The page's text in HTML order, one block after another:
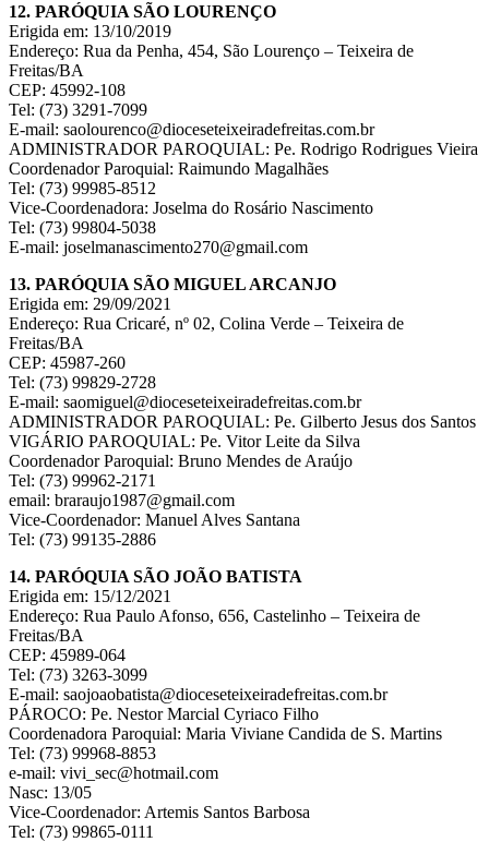
12. PARÓQUIA SÃO LOURENÇO
Erigida em: 13/10/2019
Endereço: Rua da Penha, 454, São Lourenço – Teixeira de
Freitas/BA
CEP: 45992-108
Tel: (73) 3291-7099
E-mail: saolourenco@dioceseteixeiradefreitas.com.br
ADMINISTRADOR PAROQUIAL: Pe. Rodrigo Rodrigues Vieira
Coordenador Paroquial: Raimundo Magalhães
Tel: (73) 99985-8512
Vice-Coordenadora: Joselma do Rosário Nascimento
Tel: (73) 99804-5038
E-mail: joselmanascimento270@gmail.com
13. PARÓQUIA SÃO MIGUEL ARCANJO
Erigida em: 29/09/2021
Endereço: Rua Cricaré, nº 02, Colina Verde – Teixeira de
Freitas/BA
CEP: 45987-260
Tel: (73) 99829-2728
E-mail: saomiguel@dioceseteixeiradefreitas.com.br
ADMINISTRADOR PAROQUIAL: Pe. Gilberto Jesus dos Santos
VIGÁRIO PAROQUIAL: Pe. Vitor Leite da Silva
Coordenador Paroquial: Bruno Mendes de Araújo
Tel: (73) 99962-2171
email: braraujo1987@gmail.com
Vice-Coordenador: Manuel Alves Santana
Tel: (73) 99135-2886
14. PARÓQUIA SÃO JOÃO BATISTA
Erigida em: 15/12/2021
Endereço: Rua Paulo Afonso, 656, Castelinho – Teixeira de
Freitas/BA
CEP: 45989-064
Tel: (73) 3263-3099
E-mail: saojoaobatista@dioceseteixeiradefreitas.com.br
PÁROCO: Pe. Nestor Marcial Cyriaco Filho
Coordenadora Paroquial: Maria Viviane Candida de S. Martins
Tel: (73) 99968-8853
e-mail: vivi_sec@hotmail.com
Nasc: 13/05
Vice-Coordenador: Artemis Santos Barbosa
Tel: (73) 99865-0111